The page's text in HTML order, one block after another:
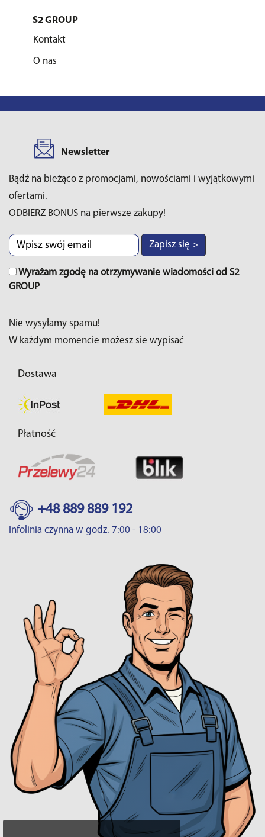
S2 GROUP
Kontakt
O nas
Newsletter
Bądź na bieżąco z promocjami, nowościami i wyjątkowymi
ofertami.
ODBIERZ BONUS na pierwsze zakupy!
Zapisz się >
Wyrażam zgodę na otrzymywanie wiadomości od S2
GROUP
Nie wysyłamy spamu!
W każdym momencie możesz sie wypisać
Dostawa
Płatność
+48 889 889 192
Infolinia czynna w godz. 7:00 - 18:00